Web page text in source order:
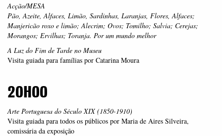
Acção/MESA
Pão, Azeite, Alfaces, Limão, Sardinhas, Laranjas, Flores, Alfaces;
Manjericão roxo e limão; Alecrim; Ovos; Tomilho; Salvia; Cerejas;
Morangos; Ervilhas; Toranja. Por um mundo melhor
A Luz do Fim de Tarde no Museu
Visita guiada para famílias por Catarina Moura
20H00
Arte Portuguesa do Século XIX (1850-1910)
Visita guiada para todos os públicos por Maria de Aires Silveira,
comissária da exposição